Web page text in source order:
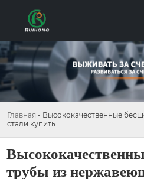
Главная - Высококачественные
стали купить
трубы из